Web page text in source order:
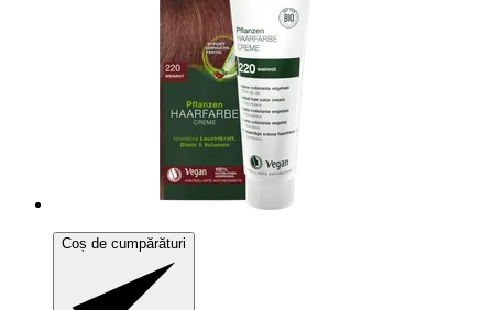
Coș de cumpărături